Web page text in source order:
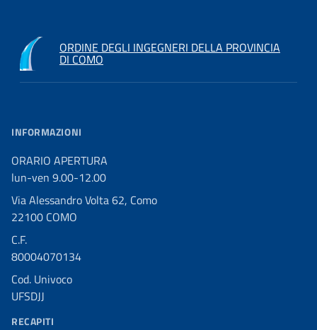
ORDINE DEGLI INGEGNERI DELLA PROVINCIA
DI COMO
INFORMAZIONI
ORARIO APERTURA
lun-ven 9.00-12.00
Via Alessandro Volta 62, Como
22100 COMO
C.F.
80004070134
Cod. Univoco
UFSDJJ
RECAPITI